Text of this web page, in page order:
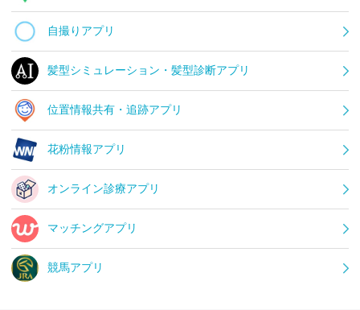
自撮りアプリ
髪型シミュレーション・髪型診断アプリ
位置情報共有・追跡アプリ
花粉情報アプリ
オンライン診療アプリ
マッチングアプリ
競馬アプリ